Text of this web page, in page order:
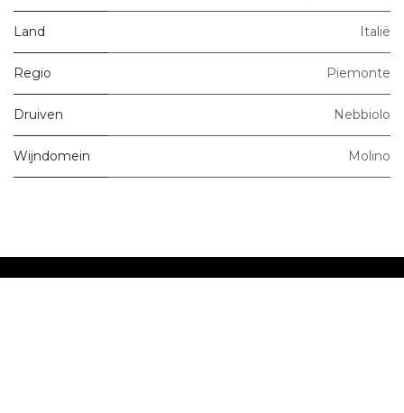
Land Italië
Regio Piemonte
Druiven Nebbiolo
Wijndomein Molino